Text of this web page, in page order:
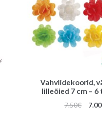
Vahvlidekoorid,
lilleõied 7 cm –
7.50€
Algne
7.00